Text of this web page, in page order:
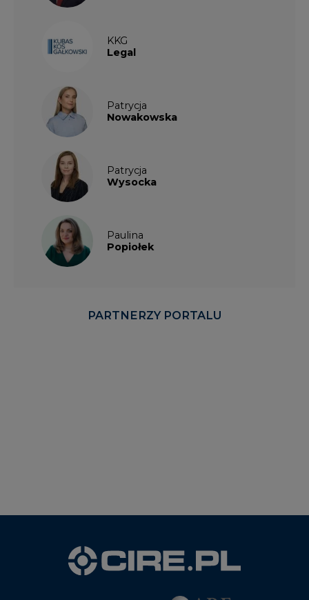
KKG
Legal
Patrycja
Nowakowska
Patrycja
Wysocka
Paulina
Popiołek
PARTNERZY PORTALU